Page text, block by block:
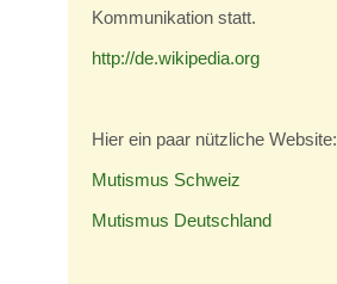
Kommunikation statt.
http://de.wikipedia.org
Hier ein paar nützliche Website:
Mutismus Schweiz
Mutismus Deutschland